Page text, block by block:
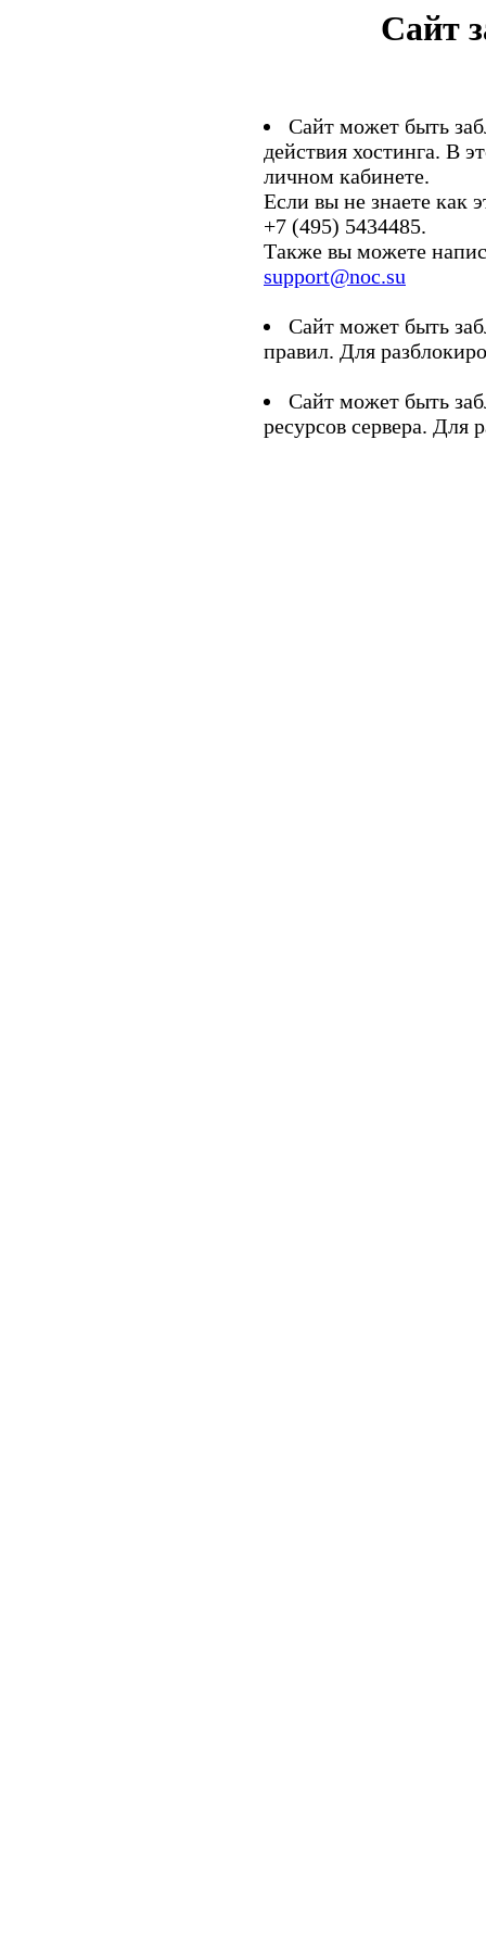
Сайт
Сайт может быть
действия хостинга. В
личном кабинете.
Если вы не знаете как
+7 (495) 5434485.
Также вы можете
support@noc.su
Сайт может быть
правил. Для
Сайт может быть
ресурсов сервера. Для